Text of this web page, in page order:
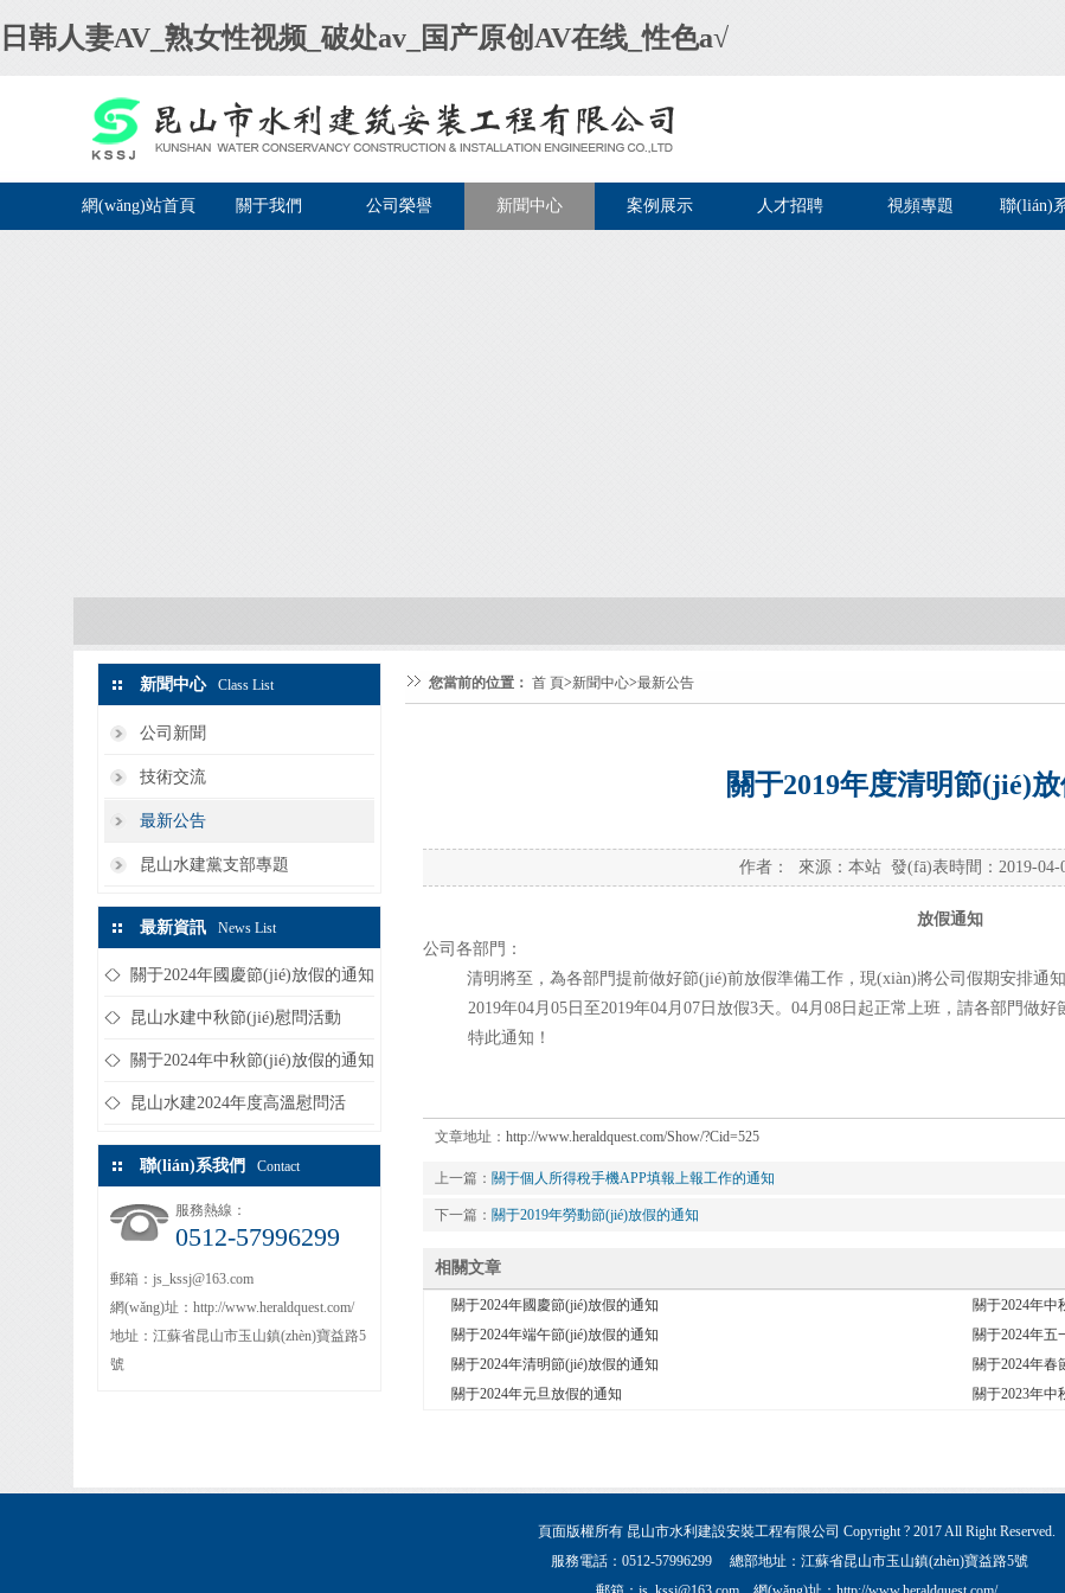
日韩人妻AV_熟女性视频_破处av_国产原创AV在线_性色a√
網(wǎng)站首頁 關于我們 公司榮譽 新聞中心 案例展示 人才招聘 視頻專題 聯(lián)
新聞中心 Class List
公司新聞
技術交流
最新公告
昆山水建黨支部專題
最新資訊 News List
關于2024年國慶節(jié)放假的通知
昆山水建中秋節(jié)慰問活動
關于2024年中秋節(jié)放假的通知
昆山水建2024年度高溫慰問活
動...
聯(lián)系我們
Contact
服務熱線：
0512-57996299
郵箱：js_kssj@163.com
網(wǎng)址：http://www.heraldquest.com/
地址：江蘇省昆山市玉山鎮(zhèn)寶益路5
號
您當前的位置： 首 頁>新聞中心>最新公告
關于2019年度清明節(jié)
作者： 來源：本站 發(fā)表時間：2019-04-
放假通知
公司各部門：
清明將至，為各部門提前做好節(jié)前放假準備工作，現(xiàn)將公司假期安排通
2019年04月05日至2019年04月07日放假3天。04月08日起正常上班，請各部門做好節
特此通知！
文章地址： http://www.heraldquest.com/Show/?Cid=525
上一篇： 關于個人所得稅手機APP填報上報工作的通知
下一篇： 關于2019年勞動節(jié)放假的通知
相關文章
關于2024年國慶節(jié)放假的通知
關于2024年中
關于2024年端午節(jié)放假的通知
關于2024年五
關于2024年清明節(jié)放假的通知
關于2024年春
關于2024年元旦放假的通知
關于2023年中
頁面版權所有 昆山市水利建設安裝工程有限公司 Copyright ? 2017 All Right Reserved.
服務電話：0512-57996299 總部地址：江蘇省昆山市玉山鎮(zhèn)寶益路5號